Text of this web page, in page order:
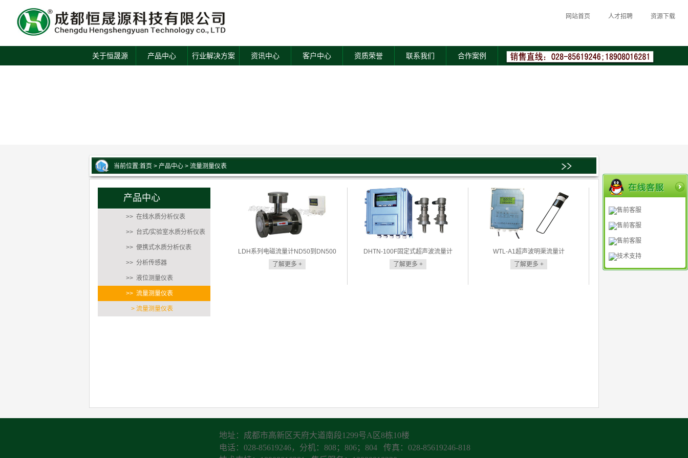
网站首页 人才招聘 资源下载
关于恒晟源 产品中心 行业解决方案 资讯中心 客户中心 资质荣誉 联系我们 合作案例
当前位置:首页 > 产品中心 > 流量测量仪表
产品中心
>> 在线水质分析仪表
>> 台式/实验室水质分析仪表
>> 便携式水质分析仪表
>> 分析传感器
>> 液位测量仪表
>> 流量测量仪表
> 流量测量仪表
LDH系列电磁流量计ND50到DN500
了解更多 +
DHTN-100F固定式超声波流量计
了解更多 +
WTL-A1超声波明渠流量计
了解更多 +
售前客服
售前客服
售前客服
技术支持
地址：成都市高新区天府大道南段1299号A区8栋10楼
电话：028-85619246，分机：808；806；804 传真：028-85619246-818